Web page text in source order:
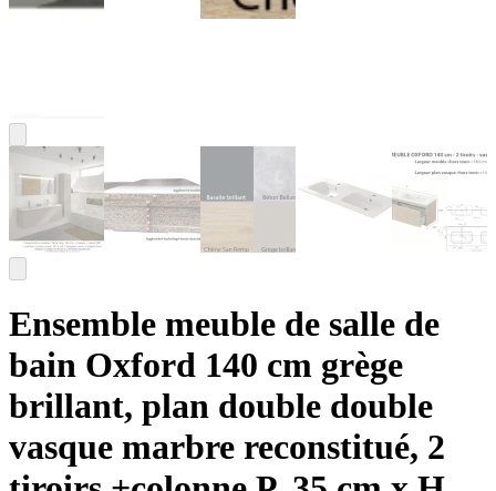
Ensemble meuble de salle de
bain Oxford 140 cm grège
brillant, plan double double
vasque marbre reconstitué, 2